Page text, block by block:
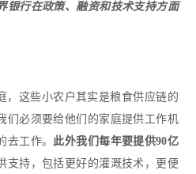
银行在政策、融资和技术支持方面
，这些小农户其实是粮食供应链的
们必须要给他们的家庭提供工作机
去工作。此外我们每年要提供90亿
支持，包括更好的灌溉技术，更便